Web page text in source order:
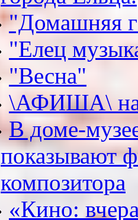
"Домашняя
"Елец
"Весна"
\АФИША\ на
В доме-
показывают
композитора
«Кино: